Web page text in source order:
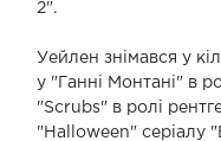
2".
Уейлен знімався у
у "Ганні Монтані" в
"Scrubs" в ролі
"Halloween" серіалу